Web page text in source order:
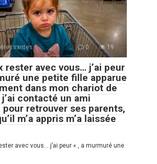
0 19
rester avec vous… j’ai peur
une petite fille apparue
dans mon chariot de
contacté un ami
retrouver ses parents,
m’a appris m’a laissée
avec vous… j’ai peur « , a murmuré une